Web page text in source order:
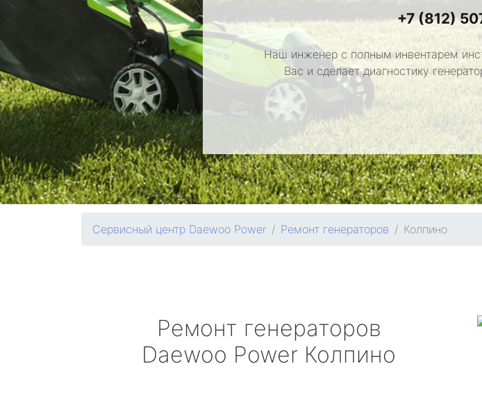
+7 (812)
Наш инженер с полным инвентарем
Вас и сделает диагностику
Сервисный центр Daewoo Power Ремонт генераторов Колпино
Ремонт генераторов
Daewoo Power Колпино